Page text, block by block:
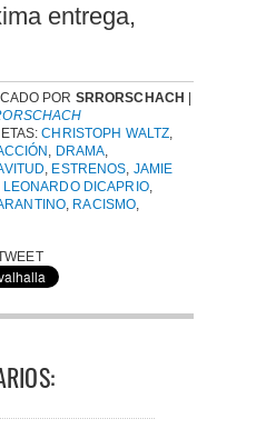
entrega,
POR SRRORSCHACH
CHRISTOPH WALTZ,
, DRAMA,
, ESTRENOS, JAMIE
LEONARDO DICAPRIO,
, RACISMO,